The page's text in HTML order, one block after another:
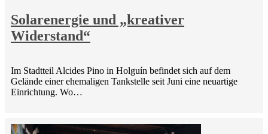
Solarenergie und „kreativer
Widerstand“
Im Stadtteil Alcides Pino in Holguín befindet sich auf dem
Gelände einer ehemaligen Tankstelle seit Juni eine neuartige
Einrichtung. Wo…